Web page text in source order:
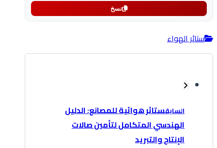
نسخ
ستائر الهواء
السابقستائر هوائية للمصانع: الدليل
الهندسي المتكامل لتأمين صالات
الإنتاج والتبريد